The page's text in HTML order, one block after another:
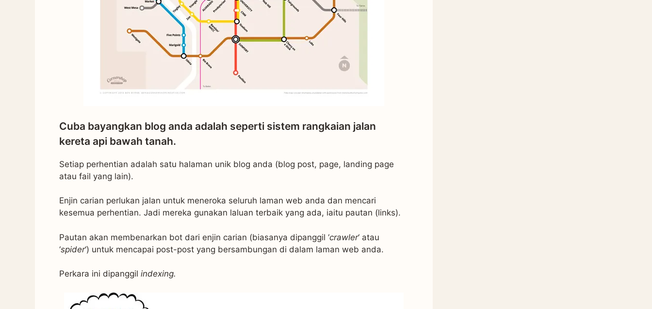
Cuba bayangkan blog anda adalah seperti sistem rangkaian jalan
kereta api bawah tanah.
Setiap perhentian adalah satu halaman unik blog anda (blog post, page, landing page
atau fail yang lain).
Enjin carian perlukan jalan untuk meneroka seluruh laman web anda dan mencari
kesemua perhentian. Jadi mereka gunakan laluan terbaik yang ada, iaitu pautan (links).
Pautan akan membenarkan bot dari enjin carian (biasanya dipanggil ‘crawler‘ atau
‘spider‘) untuk mencapai post-post yang bersambungan di dalam laman web anda.
Perkara ini dipanggil indexing.